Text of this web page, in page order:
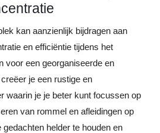
kan aanzienlijk bijdragen aan
en efficiëntie tijdens het
voor een georganiseerde en
je een rustige en
waarin je je beter kunt focussen op
van rommel en afleidingen op
helder te houden en